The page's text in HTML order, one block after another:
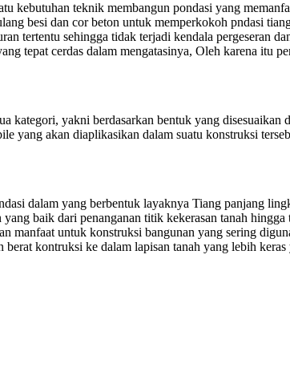
kebutuhan teknik membangun pondasi yang
besi dan cor beton untuk memperkokoh pndasi
tertentu sehingga tidak terjadi kendala pergeseran
tepat cerdas dalam mengatasinya, Oleh karena itu
yakni berdasarkan bentuk yang disesuaikan
yang akan diaplikasikan dalam suatu konstruksi
dalam yang berbentuk layaknya Tiang panjang
baik dari penanganan titik kekerasan tanah
manfaat untuk konstruksi bangunan yang sering
kontruksi ke dalam lapisan tanah yang lebih